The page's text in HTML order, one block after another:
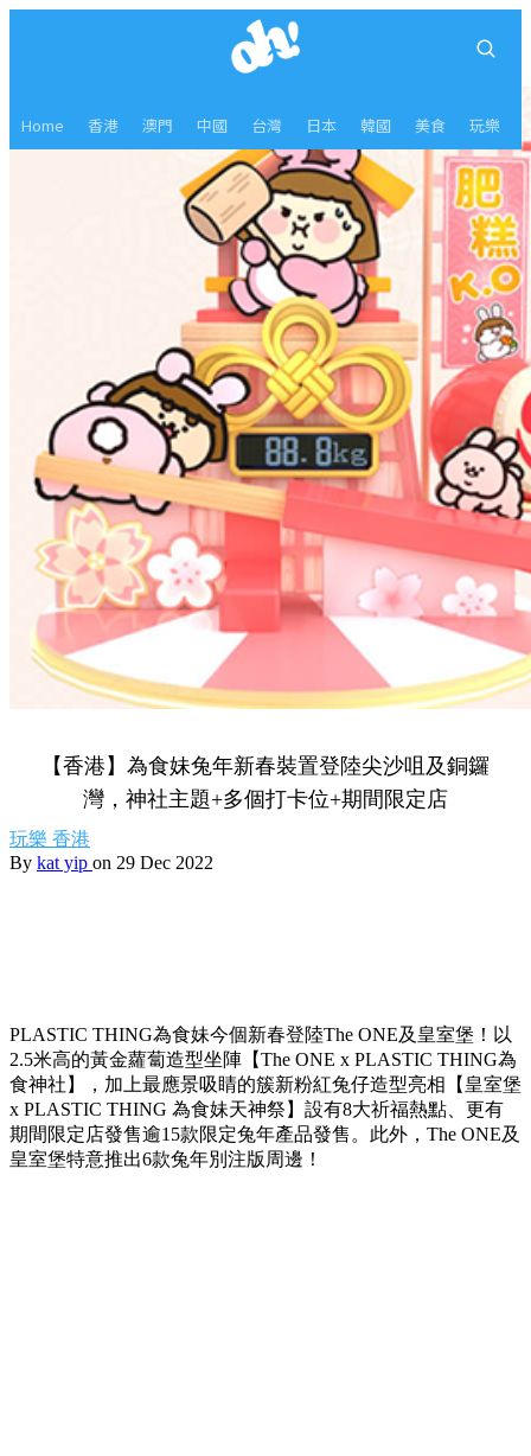
Home 香港 澳門 中國 台灣 日本 韓國 美食 玩樂
【香港】為食妹兔年新春裝置登陸尖沙咀及銅鑼
灣，神社主題+多個打卡位+期間限定店
玩樂 香港
By kat yip on 29 Dec 2022
PLASTIC THING為食妹今個新春登陸The ONE及皇室堡！以
2.5米高的黃金蘿蔔造型坐陣【The ONE x PLASTIC THING為
食神社】，加上最應景吸睛的簇新粉紅兔仔造型亮相【皇室堡
x PLASTIC THING 為食妹天神祭】設有8大祈福熱點、更有
期間限定店發售逾15款限定兔年產品發售。此外，The ONE及
皇室堡特意推出6款兔年別注版周邊！